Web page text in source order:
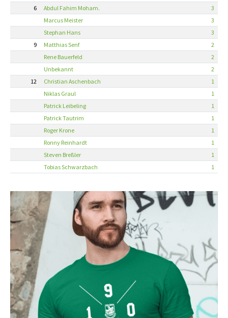
6
Abdul Fahim Moham.
3
Marcus Meister
3
Stephan Hans
3
9
Matthias Senf
2
Rene Bauerfeld
2
Unbekannt
2
12
Christian Aschenbach
1
Niklas Graul
1
Patrick Leibeling
1
Patrick Tautrim
1
Roger Krone
1
Ronny Reinhardt
1
Steven Breßler
1
Tobias Schwarzbach
1